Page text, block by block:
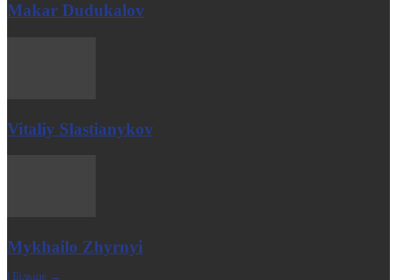
Makar Dudukalov
Vitaliy Slastianykov
Mykhailo Zhyrnyi
| Більше →